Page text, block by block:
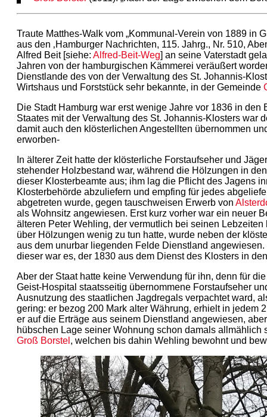
Traute Matthes-Walk vom „Kommunal-Verein von 1889 in
aus den ‚Hamburger Nachrichten, 115. Jahrg., Nr. 510,
Alfred Beit [siehe: Alfred-Beit-Weg] an seine Vaterstadt
Jahren von der hamburgischen Kämmerei veräußert
Dienstlande des von der Verwaltung des St. Johannis-
Wirtshaus und Forststück sehr bekannte, in der Gemeinde
Die Stadt Hamburg war erst wenige Jahre vor 1836 in
Staates mit der Verwaltung des St. Johannis-Klosters war
damit auch den klösterlichen Angestellten übernommen
erworben-
In älterer Zeit hatte der klösterliche Forstaufseher und
stehender Holzbestand war, während die Hölzungen in
dieser Klosterbeamte aus; ihm lag die Pflicht des Jagens
Klosterbehörde abzuliefern und empfing für jedes
abgetreten wurde, gegen tauschweisen Erwerb von
als Wohnsitz angewiesen. Erst kurz vorher war ein neuer
älteren Peter Wehling, der vermutlich bei seinen
über Hölzungen wenig zu tun hatte, wurde neben der
aus dem unurbar liegenden Felde Dienstland
dieser war es, der 1830 aus dem Dienst des Klosters in
Aber der Staat hatte keine Verwendung für ihn, denn für
Geist-Hospital staatsseitig übernommene Forstaufseher
Ausnutzung des staatlichen Jagdregals verpachtet ward,
gering: er bezog 200 Mark alter Währung, erhielt in jedem
er auf die Erträge aus seinem Dienstland angewiesen,
hübschen Lage seiner Wohnung schon damals
Groß Borstel , welchen bis dahin Wehling bewohnt und